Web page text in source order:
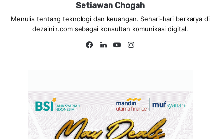
Setiawan Chogah
Menulis tentang teknologi dan keuangan. Sehari-hari berkarya di
dezainin.com sebagai konsultan komunikasi digital.
Fa
Lin
Yo